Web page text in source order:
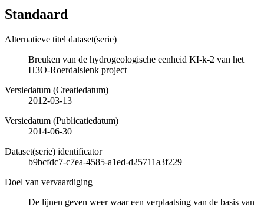
Standaard
Alternatieve titel dataset(serie)
Breuken van de hydrogeologische eenheid KI-k-2 van het
H3O-Roerdalslenk project
Versiedatum (Creatiedatum)
2012-03-13
Versiedatum (Publicatiedatum)
2014-06-30
Dataset(serie) identificator
b9bcfdc7-c7ea-4585-a1ed-d25711a3f229
Doel van vervaardiging
De lijnen geven weer waar een verplaatsing van de basis van